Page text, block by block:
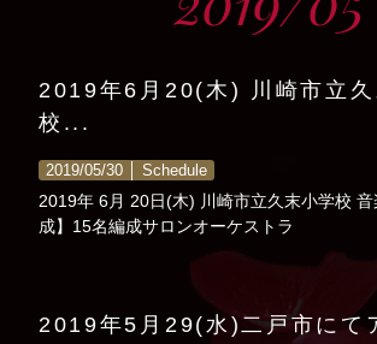
2019年6月20(木) 川崎市立久
校...
2019/05/30 │ Schedule
2019年 6月 20日(木) 川崎市立久末小学校
成】15名編成サロンオーケストラ
2019年5月29(水)二戸市にて